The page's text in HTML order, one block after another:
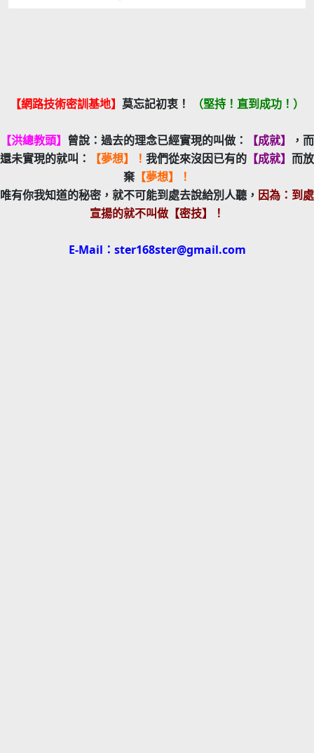
【網路技術密訓基地】 莫忘記初衷！ （堅持！直到成功！）
【洪總教頭】 曾說：過去的理念已經實現的叫做： 【成就】
，而
還未實現的就叫：
【夢想】！ 我們從來沒因已有的 【成就】 而放
棄 【夢想】！
唯有你我知道的秘密，就不可能到處去說給別人聽， 因為：到處
宣揚的就不叫做【密技】！
E-Mail：ster168ster@gmail.com